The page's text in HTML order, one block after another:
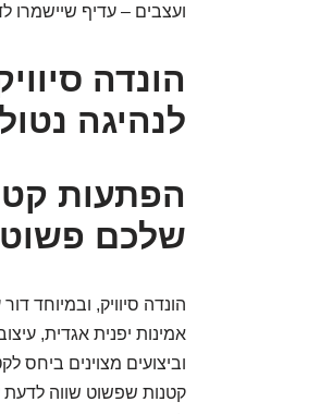
ועצבים – עדיף שיישמרו
לנהיגה
שלכם פשוט
אמינות יפנית אגדית,
וביצועים מצוינים ביחס
קטנות שפשוט שווה